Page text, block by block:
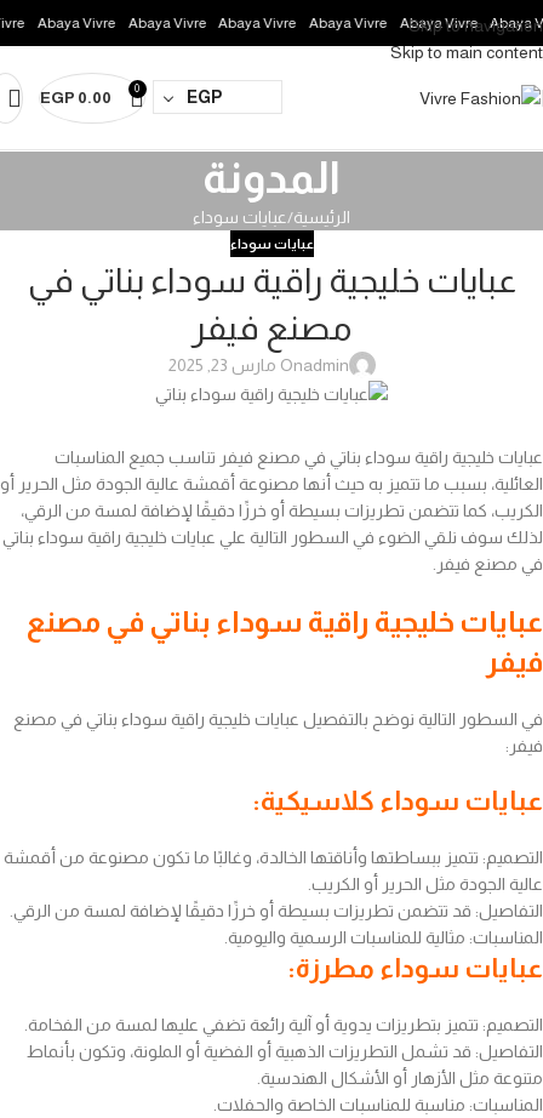
Skip to navigation
Skip to main content
Abaya Vivre Abaya Vivre Abaya Vivre Abaya Vivre Abaya Vivre Abaya
EGP
0
EGP 0.00
المدونة
الرئيسية عبايات سوداء
عبايات سوداء
عبايات خليجية راقية سوداء بناتي في
مصنع فيفر
adminOn مارس 23, 2025
عبايات خليجية راقية سوداء بناتي في مصنع فيفر تناسب جميع المناسبات
العائلية، بسبب ما تتميز به حيث أنها مصنوعة أقمشة عالية الجودة مثل الحرير أو
الكريب، كما تتضمن تطريزات بسيطة أو خرزًا دقيقًا لإضافة لمسة من الرقي،
لذلك سوف نلقي الضوء في السطور التالية علي عبايات خليجية راقية سوداء بناتي
في مصنع فيفر.
عبايات خليجية راقية سوداء بناتي في مصنع
فيفر
في السطور التالية نوضح بالتفصيل عبايات خليجية راقية سوداء بناتي في مصنع
فيفر:
عبايات سوداء كلاسيكية:
التصميم: تتميز ببساطتها وأناقتها الخالدة، وغالبًا ما تكون مصنوعة من أقمشة
عالية الجودة مثل الحرير أو الكريب.
التفاصيل: قد تتضمن تطريزات بسيطة أو خرزًا دقيقًا لإضافة لمسة من الرقي.
المناسبات: مثالية للمناسبات الرسمية واليومية.
عبايات سوداء مطرزة:
التصميم: تتميز بتطريزات يدوية أو آلية رائعة تضفي عليها لمسة من الفخامة.
التفاصيل: قد تشمل التطريزات الذهبية أو الفضية أو الملونة، وتكون بأنماط
متنوعة مثل الأزهار أو الأشكال الهندسية.
المناسبات: مناسبة للمناسبات الخاصة والحفلات.